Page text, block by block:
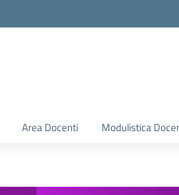
Area Docenti Modulistica